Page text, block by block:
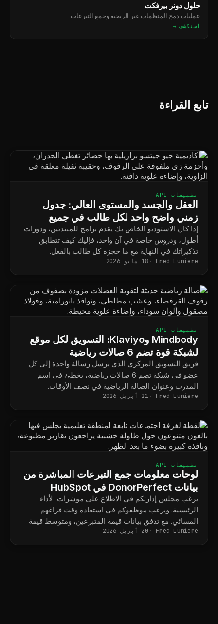
حلول دونر بيرفكت
عمليات دمج المنظمات غير الربحية وجمع التبرعات
استكشف →
تابع القراءة
تطبيقات API
العقل والجسد والمستوى العالي: جدول
زمني واضح واحد لكل طالب في جميع
البرامج
إذا كان الاستوديو الخاص بك يقدم برامج للمبتدئين، ودورات
أطول، ودروس خاصة في آن واحد، فإليك كيف تتطابق
تذكيراتك في النهاية مع ما حجزه كل طالب بالفعل.
Fred Lumiere 18 مايو 2026
تطبيقات API
Mindbody وKlaviyo: التسويق لكل موقع
لشبكة قوة تضم 6 صالات رياضية
فريق التسويق المركزي الذي يرسل رسالة واحدة إلى كل
عضو في شبكة تضم 6 صالات رياضية، يخطئ في اسم
المدرب وعنوان الصالة الرياضية في نصف الأوقات.
Fred Lumiere 21 أبريل 2026
تطبيقات API
لوحات معلومات جمع التبرعات المباشرة من
بيانات DonorPerfect في HubSpot
يرغب مجلس إدارتكم في الاطلاع على مؤشرات الأداء
الرئيسية. ويرغب موظفوكم في استعادة وقت فراغهم
المسائي. مع تدفق بيانات قيمة المتبرعين، ومتوسط قيمة
التقرير الشهري لمجلس الإدارة عن كونه مشروعًا يستغرق
Fred Lumiere 20 أبريل 2026